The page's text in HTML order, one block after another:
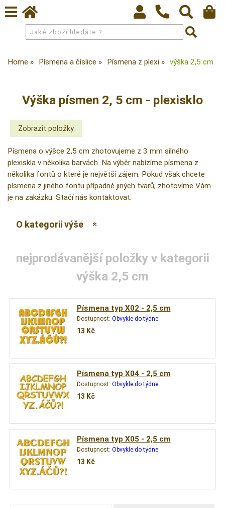
Home Písmena a číslice Písmena z plexi výška 2,5 cm
Výška písmen 2, 5 cm - plexisklo
Písmena o výšce 2,5 cm zhotovujeme z 3 mm silného
plexiskla v několika barvách. Na výběr nabízíme písmena z
několika fontů o které je největší zájem. Pokud však chcete
písmena z jiného fontu případně jiných tvarů, zhotovíme Vám
je na zakázku. Stačí nás kontaktovat.
O kategorii výše
nejprodávanější položky v kategorii
výška 2,5 cm
Písmena typ X02 - 2,5 cm
Dostupnost: Obvykle do týdne
13 Kč
Písmena typ X04 - 2,5 cm
Dostupnost: Obvykle do týdne
13 Kč
Písmena typ X05 - 2,5 cm
Dostupnost: Obvykle do týdne
13 Kč